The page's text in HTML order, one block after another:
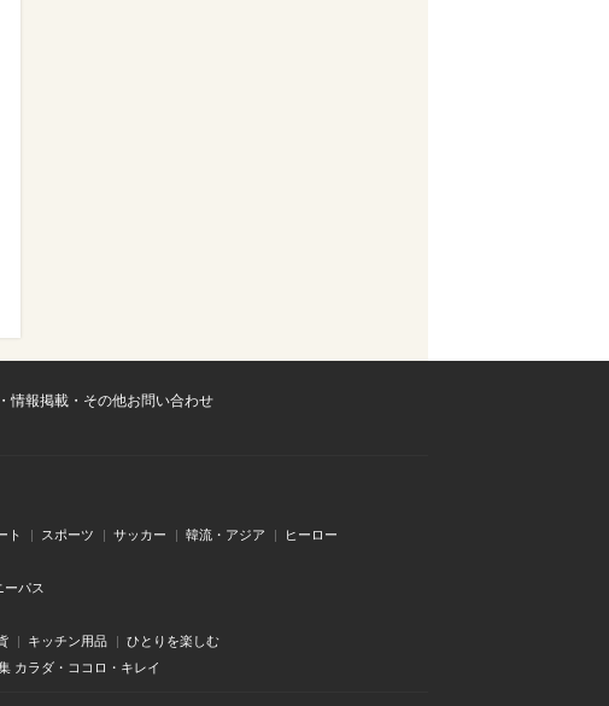
情報掲載・その他お問い合わせ
ト スポーツ サッカー 韓流・アジア ヒーロー
ーパス
キッチン用品 ひとりを楽しむ
カラダ・ココロ・キレイ